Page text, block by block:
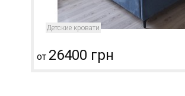
Детские кровати
от 26400 грн